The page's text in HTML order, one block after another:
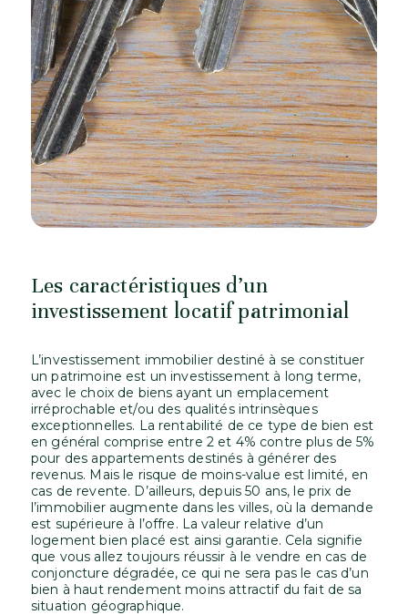
Les caractéristiques d’un
investissement locatif patrimonial
L’investissement immobilier destiné à se constituer
un patrimoine est un investissement à long terme,
avec le choix de biens ayant un emplacement
irréprochable et/ou des qualités intrinsèques
exceptionnelles. La rentabilité de ce type de bien est
en général comprise entre 2 et 4% contre plus de 5%
pour des appartements destinés à générer des
revenus. Mais le risque de moins-value est limité, en
cas de revente. D’ailleurs, depuis 50 ans, le prix de
l’immobilier augmente dans les villes, où la demande
est supérieure à l’offre. La valeur relative d’un
logement bien placé est ainsi garantie. Cela signifie
que vous allez toujours réussir à le vendre en cas de
conjoncture dégradée, ce qui ne sera pas le cas d’un
bien à haut rendement moins attractif du fait de sa
situation géographique.